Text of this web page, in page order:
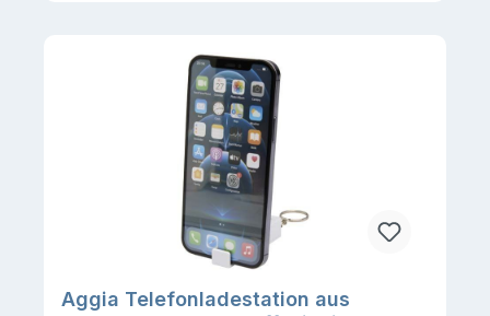
Aggia Telefonladestation aus